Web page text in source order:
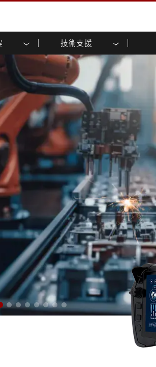
技術支援
/ IP67
器
工業電腦及人機介面
人機介面 (投射電容觸控)
工業電腦 (投射電容觸控)
工業電腦 (電阻觸控)
不銹鋼系列
G-WIN系列 / IP67設計
防爆等级
長條形數位電子看板
邊緣運算人工智慧工業電腦
腦
More
醫管等級
醫管等級強固型平板電腦
醫管等級工業電腦
醫管等級顯示器
More
人工智慧電腦
邊緣運算人工智慧移動電腦
邊緣運算人工智慧工業電腦
邊緣運算人工智慧嵌入式電腦
能源, 化工, 防爆應用解決方案
食品藥廠解決方案
倉儲物流解決方案
衛生保健解決方案
重工業解決方案
企業永續
客戶服務中心
產品變更通知
虛擬實境展會
方案
解決方案
式電腦